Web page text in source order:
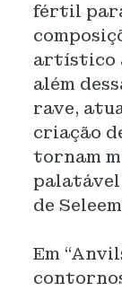
fértil
artístico
além
rave,
criação
tornam
palatável
de
Em